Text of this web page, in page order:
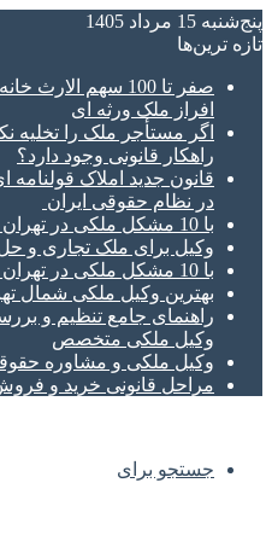
پنج‌شنبه 15 مرداد 1405
تازه‌ ترین‌ها
صفر تا 100 سهم
افراز ملک ورثه ای
اگر مستأجر ملک را تخلیه
راهکار قانونی وجود دارد؟
قانون جدید املاک قولنامه
در نظام حقوقی ایران
با 10 مشکل ملکی در تهران آشنا شوید | راه حل‌ها کدامند؟
وکیل برای ملک تجاری و
با 10 مشکل ملکی در تهران آشنا شوید | راه حل‌ها کدامند؟
بهترین وکیل ملکی شمال
راهنمای جامع تنظیم و
وکیل ملکی متخصص
وکیل ملکی و مشاوره
مراحل قانونی خرید و
جستجو برای